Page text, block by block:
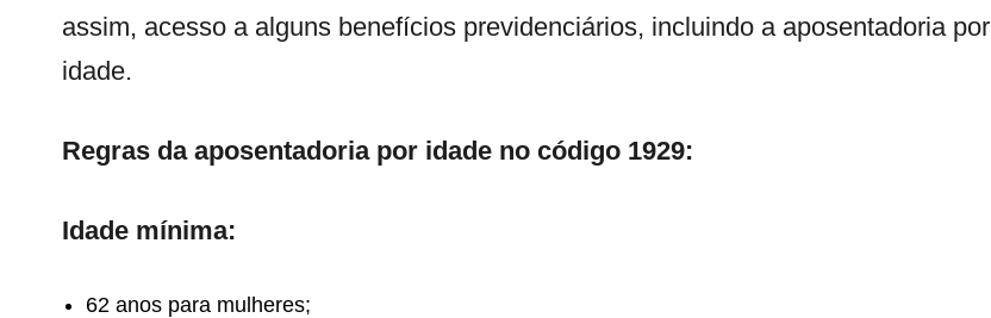
assim, acesso a alguns benefícios previdenciários, incluindo a aposentadoria por
idade.
Regras da aposentadoria por idade no código 1929:
Idade mínima:
62 anos para mulheres;